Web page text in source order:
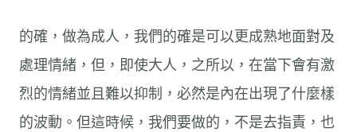
的確，做為成人，我們的確是可以更成熟地面對及
處理情緒，但，即使大人，之所以，在當下會有激
烈的情緒並且難以抑制，必然是內在出現了什麼樣
的波動。但這時候，我們要做的，不是去指責，也